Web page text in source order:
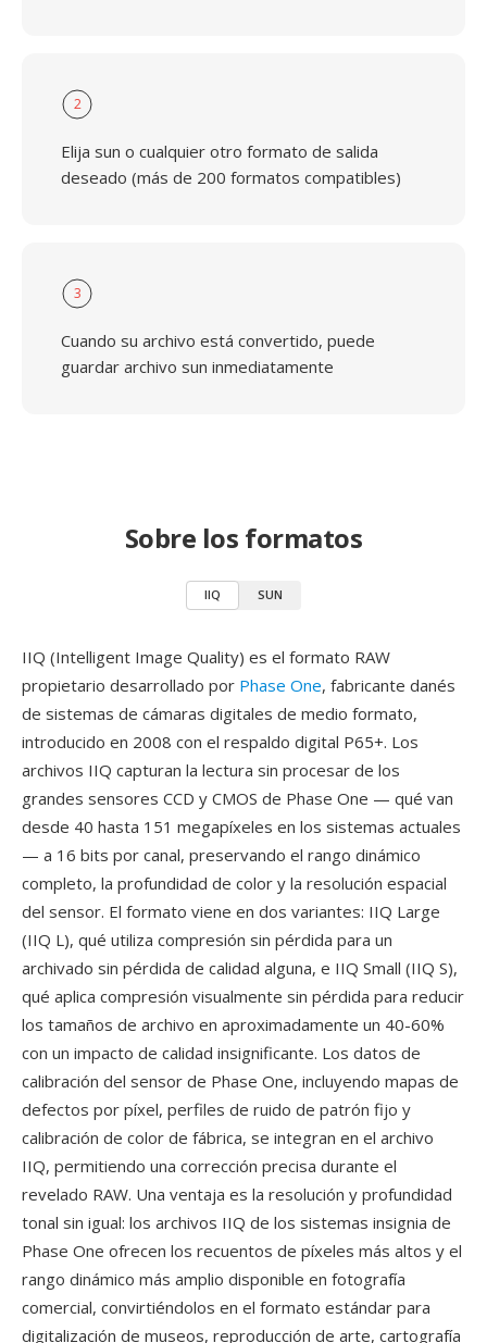
2
Elija sun o cualquier otro formato de salida
deseado (más de 200 formatos compatibles)
3
Cuando su archivo está convertido, puede
guardar archivo sun inmediatamente
Sobre los formatos
IIQ SUN
IIQ (Intelligent Image Quality) es el formato RAW
propietario desarrollado por Phase One, fabricante danés
de sistemas de cámaras digitales de medio formato,
introducido en 2008 con el respaldo digital P65+. Los
archivos IIQ capturan la lectura sin procesar de los
grandes sensores CCD y CMOS de Phase One — qué van
desde 40 hasta 151 megapíxeles en los sistemas actuales
— a 16 bits por canal, preservando el rango dinámico
completo, la profundidad de color y la resolución espacial
del sensor. El formato viene en dos variantes: IIQ Large
(IIQ L), qué utiliza compresión sin pérdida para un
archivado sin pérdida de calidad alguna, e IIQ Small (IIQ S),
qué aplica compresión visualmente sin pérdida para reducir
los tamaños de archivo en aproximadamente un 40-60%
con un impacto de calidad insignificante. Los datos de
calibración del sensor de Phase One, incluyendo mapas de
defectos por píxel, perfiles de ruido de patrón fijo y
calibración de color de fábrica, se integran en el archivo
IIQ, permitiendo una corrección precisa durante el
revelado RAW. Una ventaja es la resolución y profundidad
tonal sin igual: los archivos IIQ de los sistemas insignia de
Phase One ofrecen los recuentos de píxeles más altos y el
rango dinámico más amplio disponible en fotografía
comercial, convirtiéndolos en el formato estándar para
digitalización de museos, reproducción de arte, cartografía